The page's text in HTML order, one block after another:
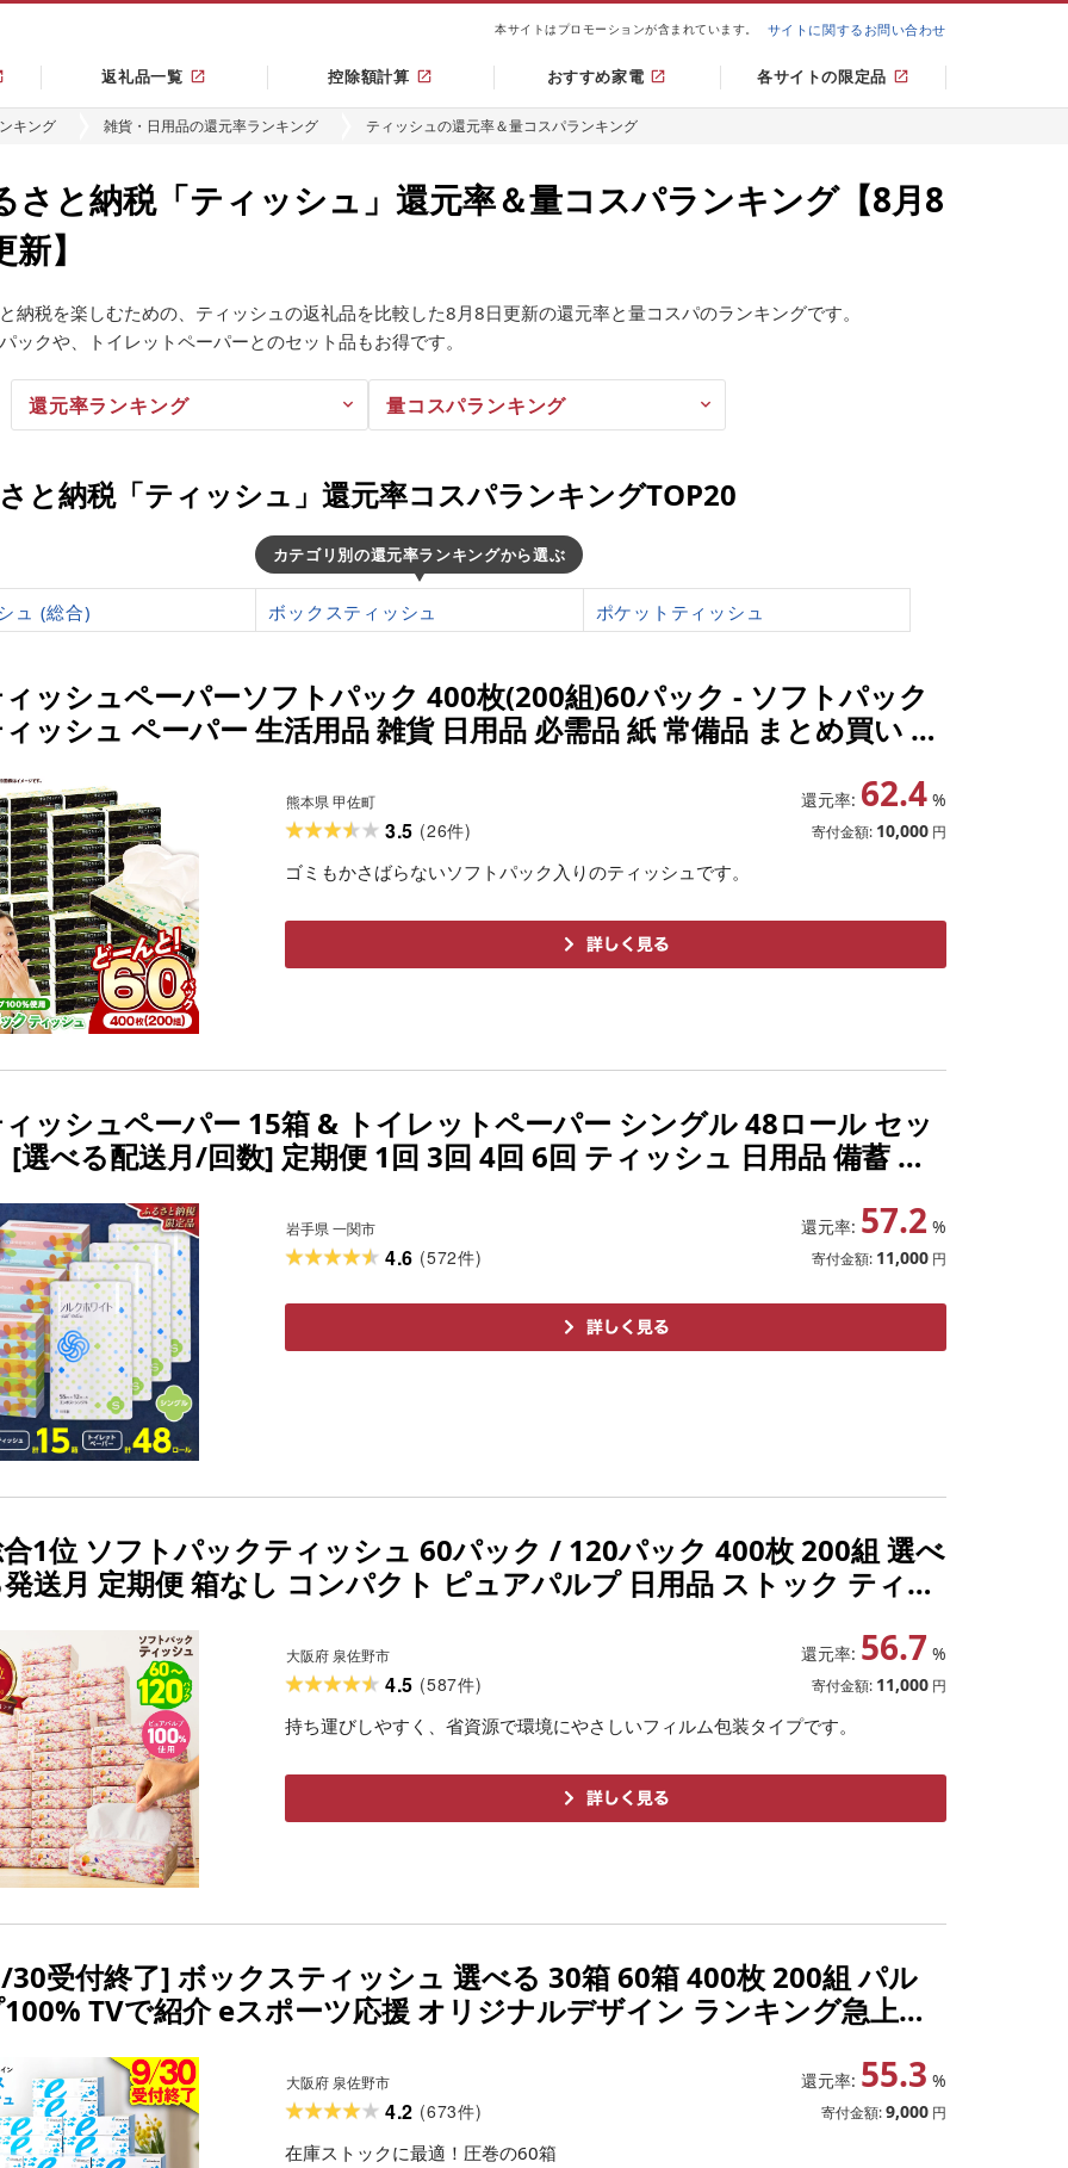
本サイトはプロモーションが含まれています。 サイトに関するお問い合わせ
返礼品一覧 控除額計算 おすすめ家電 各サイトの限定品
キング 雑貨・日用品の還元率ランキング ティッシュの還元率＆量コスパランキング
さと納税「ティッシュ」還元率＆量コスパランキング【8月8
】
納税を楽しむための、ティッシュの返礼品を比較した8月8日更新の還元率と量コスパのランキングです。
ックや、トイレットペーパーとのセット品もお得です。
還元率ランキング 量コスパランキング
と納税「ティッシュ」 還元率コスパランキングTOP20
カテゴリ別の還元率ランキングから選ぶ
ュ (総合) ボックスティッシュ ポケットティッシュ
ッシュペーパーソフトパック 400枚(200組)60パック - ソフトパック
ッシュ ペーパー 生活用品 雑貨 日用品 必需品 紙 常備品 まとめ買い 備
熊本県 甲佐町 還元率: 62.4 %
寄付金額: 10,000 円
3.5 (26件)
ゴミもかさばらないソフトパック入りのティッシュです。
ッシュペーパー 15箱 & トイレットペーパー シングル 48ロール セッ
[選べる配送月/回数] 定期便 1回 3回 4回 6回 ティッシュ 日用品 備蓄 防
岩手県 一関市 還元率: 57.2 %
寄付金額: 11,000 円
4.6 (572件)
1位 ソフトパックティッシュ 60パック / 120パック 400枚 200組 選べ
送月 定期便 箱なし コンパクト ピュアパルプ 日用品 ストック ティッ
府 泉佐野市 送料無料大阪府 泉佐野市 還元率: 56.7 %
寄付金額: 11,000 円
4.5 (587件)
持ち運びしやすく、省資源で環境にやさしいフィルム包装タイプです。
30受付終了] ボックスティッシュ 選べる 30箱 60箱 400枚 200組 パル
TVで紹介 eスポーツ応援 オリジナルデザイン ランキング急上昇
用品 大阪府 泉佐野市 送料無料
大阪府 泉佐野市 還元率: 55.3 %
寄付金額:9,000 円
4.2 (673件)
在庫ストックに最適！圧巻の60箱